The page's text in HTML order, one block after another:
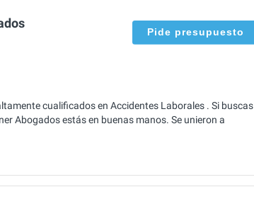
Pide presupuesto
cualificados en Accidentes Laborales . Si buscas
Abogados estás en buenas manos. Se unieron a